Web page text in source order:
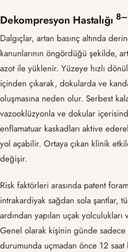
Dekompresyon Hastalığı
Dalgıçlar, artan basınç altında
kanunlarının öngördüğü şekilde,
azot ile yüklenir. Yüzeye hızlı
içinden çıkarak, dokularda ve
oluşmasına neden olur. Serbest
vazooklüzyonla ve dokular
enflamatuar kaskadları aktive
yol açabilir. Ortaya çıkan klinik
değişir.
Risk faktörleri arasında patent
intrakardiyak sağdan sola şantlar,
ardından yapılan uçak
Genel olarak kişinin günde sadece
durumunda uçmadan önce 12